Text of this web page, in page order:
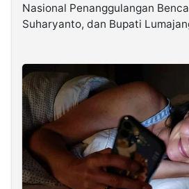
Nasional Penanggulangan
Suharyanto, dan Bupati